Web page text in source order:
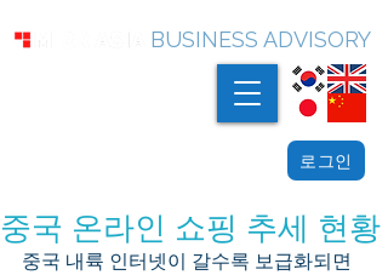
BUSINESS ADVISORY
로그인
중국 온라인 쇼핑 추세 현황
중국 내륙 인터넷이 갈수록 보급화되면